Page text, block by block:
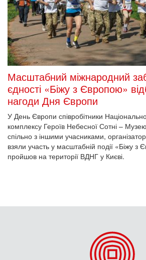
Масштабний міжнародний
єдності «Біжу з Європою»
нагоди Дня Європи
У День Європи співробітники
комплексу Героїв Небесної Сотні – Музею
спільно з іншими учасниками,
взяли участь у масштабній події «Біжу
пройшов на території ВДНГ у Києві.